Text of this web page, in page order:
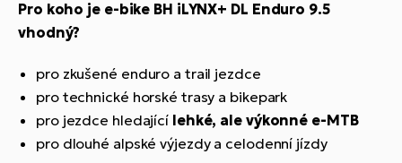
Pro koho je e-bike BH iLYNX+ DL Enduro 9.5
vhodný?
pro zkušené enduro a trail jezdce
pro technické horské trasy a bikepark
pro jezdce hledající lehké, ale výkonné e-MTB
pro dlouhé alpské výjezdy a celodenní jízdy